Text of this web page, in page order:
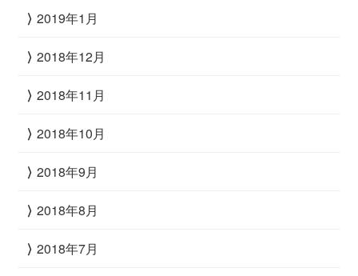
2019年1月
2018年12月
2018年11月
2018年10月
2018年9月
2018年8月
2018年7月